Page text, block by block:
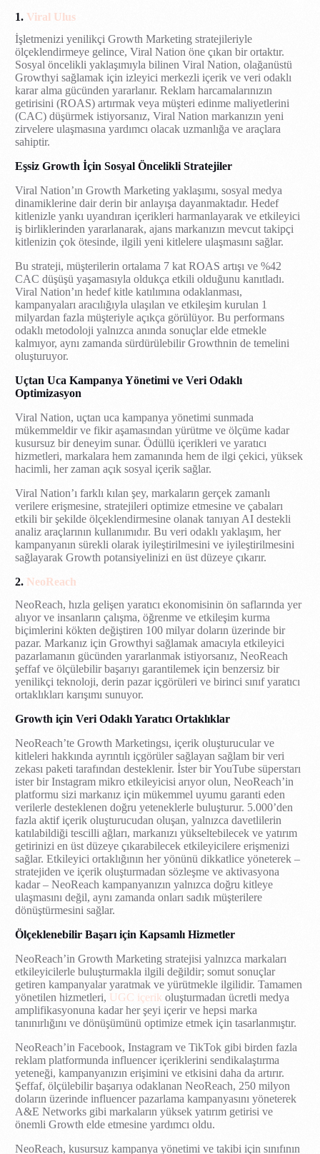
1. Viral Ulus
İşletmenizi yenilikçi Growth Marketing stratejileriyle
ölçeklendirmeye gelince, Viral Nation öne çıkan bir ortaktır.
Sosyal öncelikli yaklaşımıyla bilinen Viral Nation, olağanüstü
Growthyi sağlamak için izleyici merkezli içerik ve veri odaklı
karar alma gücünden yararlanır. Reklam harcamalarınızın
getirisini (ROAS) artırmak veya müşteri edinme maliyetlerini
(CAC) düşürmek istiyorsanız, Viral Nation markanızın yeni
zirvelere ulaşmasına yardımcı olacak uzmanlığa ve araçlara
sahiptir.
Eşsiz Growth İçin Sosyal Öncelikli Stratejiler
Viral Nation’ın Growth Marketing yaklaşımı, sosyal medya
dinamiklerine dair derin bir anlayışa dayanmaktadır. Hedef
kitlenizle yankı uyandıran içerikleri harmanlayarak ve etkileyici
iş birliklerinden yararlanarak, ajans markanızın mevcut takipçi
kitlenizin çok ötesinde, ilgili yeni kitlelere ulaşmasını sağlar.
Bu strateji, müşterilerin ortalama 7 kat ROAS artışı ve %42
CAC düşüşü yaşamasıyla oldukça etkili olduğunu kanıtladı.
Viral Nation’ın hedef kitle katılımına odaklanması,
kampanyaları aracılığıyla ulaşılan ve etkileşim kurulan 1
milyardan fazla müşteriyle açıkça görülüyor. Bu performans
odaklı metodoloji yalnızca anında sonuçlar elde etmekle
kalmıyor, aynı zamanda sürdürülebilir Growthnin de temelini
oluşturuyor.
Uçtan Uca Kampanya Yönetimi ve Veri Odaklı
Optimizasyon
Viral Nation, uçtan uca kampanya yönetimi sunmada
mükemmeldir ve fikir aşamasından yürütme ve ölçüme kadar
kusursuz bir deneyim sunar. Ödüllü içerikleri ve yaratıcı
hizmetleri, markalara hem zamanında hem de ilgi çekici, yüksek
hacimli, her zaman açık sosyal içerik sağlar.
Viral Nation’ı farklı kılan şey, markaların gerçek zamanlı
verilere erişmesine, stratejileri optimize etmesine ve çabaları
etkili bir şekilde ölçeklendirmesine olanak tanıyan AI destekli
analiz araçlarının kullanımıdır. Bu veri odaklı yaklaşım, her
kampanyanın sürekli olarak iyileştirilmesini ve iyileştirilmesini
sağlayarak Growth potansiyelinizi en üst düzeye çıkarır.
2. NeoReach
NeoReach, hızla gelişen yaratıcı ekonomisinin ön saflarında yer
alıyor ve insanların çalışma, öğrenme ve etkileşim kurma
biçimlerini kökten değiştiren 100 milyar doların üzerinde bir
pazar. Markanız için Growthyi sağlamak amacıyla etkileyici
pazarlamanın gücünden yararlanmak istiyorsanız, NeoReach
şeffaf ve ölçülebilir başarıyı garantilemek için benzersiz bir
yenilikçi teknoloji, derin pazar içgörüleri ve birinci sınıf yaratıcı
ortaklıkları karışımı sunuyor.
Growth için Veri Odaklı Yaratıcı Ortaklıklar
NeoReach’te Growth Marketingsı, içerik oluşturucular ve
kitleleri hakkında ayrıntılı içgörüler sağlayan sağlam bir veri
zekası paketi tarafından desteklenir. İster bir YouTube süperstarı
ister bir Instagram mikro etkileyicisi arıyor olun, NeoReach’in
platformu sizi markanız için mükemmel uyumu garanti eden
verilerle desteklenen doğru yeteneklerle buluşturur. 5.000’den
fazla aktif içerik oluşturucudan oluşan, yalnızca davetlilerin
katılabildiği tescilli ağları, markanızı yükseltebilecek ve yatırım
getirinizi en üst düzeye çıkarabilecek etkileyicilere erişmenizi
sağlar. Etkileyici ortaklığının her yönünü dikkatlice yöneterek –
stratejiden ve içerik oluşturmadan sözleşme ve aktivasyona
kadar – NeoReach kampanyanızın yalnızca doğru kitleye
ulaşmasını değil, aynı zamanda onları sadık müşterilere
dönüştürmesini sağlar.
Ölçeklenebilir Başarı için Kapsamlı Hizmetler
NeoReach’in Growth Marketing stratejisi yalnızca markaları
etkileyicilerle buluşturmakla ilgili değildir; somut sonuçlar
getiren kampanyalar yaratmak ve yürütmekle ilgilidir. Tamamen
yönetilen hizmetleri, UGC içerik oluşturmadan ücretli medya
amplifikasyonuna kadar her şeyi içerir ve hepsi marka
tanınırlığını ve dönüşümünü optimize etmek için tasarlanmıştır.
NeoReach’in Facebook, Instagram ve TikTok gibi birden fazla
reklam platformunda influencer içeriklerini sendikalaştırma
yeteneği, kampanyanızın erişimini ve etkisini daha da artırır.
Şeffaf, ölçülebilir başarıya odaklanan NeoReach, 250 milyon
doların üzerinde influencer pazarlama kampanyasını yöneterek
A&E Networks gibi markaların yüksek yatırım getirisi ve
önemli Growth elde etmesine yardımcı oldu.
NeoReach, kusursuz kampanya yönetimi ve takibi için sınıfının